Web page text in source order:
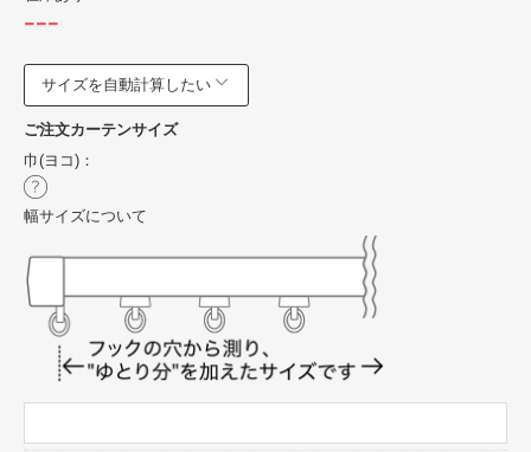
---
サイズを自動計算したい
ご注文カーテンサイズ
巾(ヨコ)：
幅サイズについて